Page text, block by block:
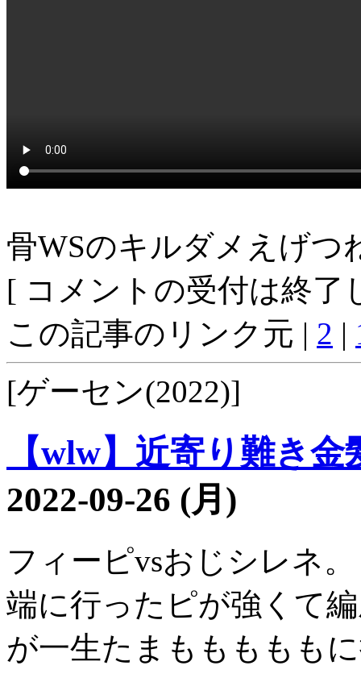
骨WSのキルダメえげつ
[ コメントの受付は終了
この記事のリンク元 | 2 |
[ゲーセン(2022)]
【wlw】近寄り難き
2022-09-26 (月)
フィーピvsおじシレネ。
端に行ったピが強くて
が一生たまももももも